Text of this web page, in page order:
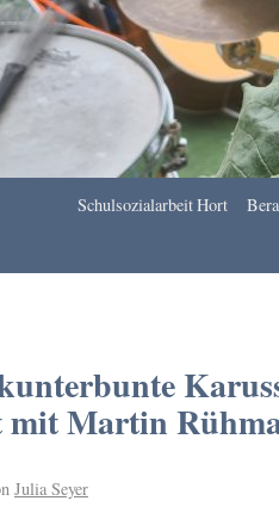
SchulsozialarbeitHort
Martin
Julia Seyer